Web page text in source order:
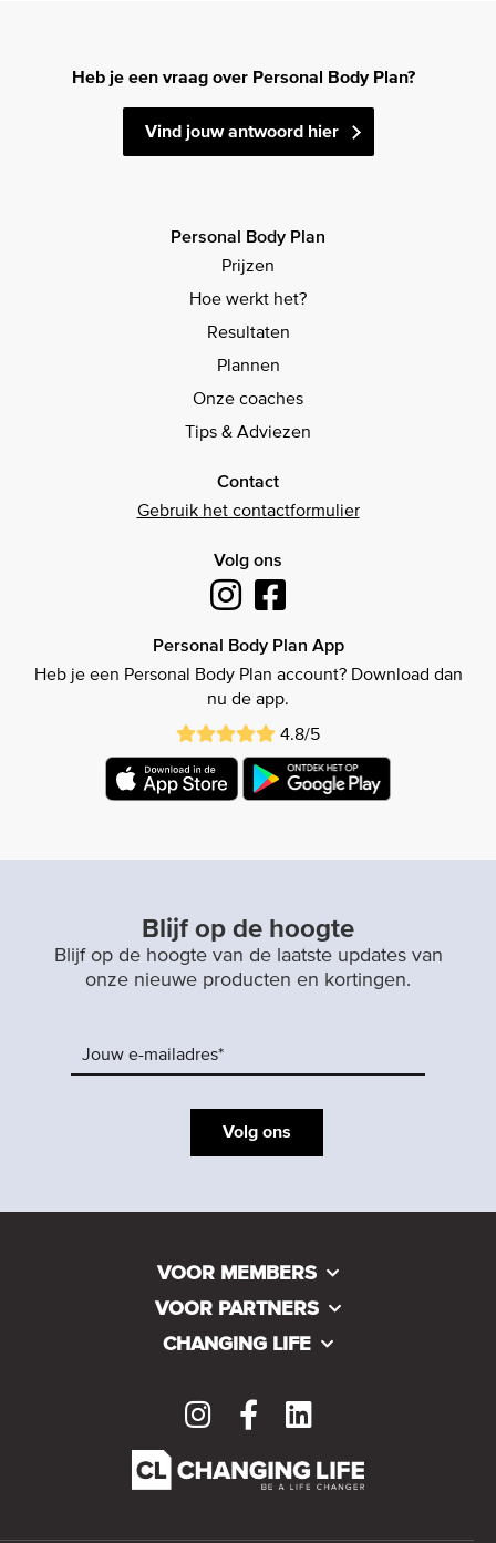
Heb je een vraag over Personal Body Plan?
Vind jouw antwoord hier
Personal Body Plan
Prijzen
Hoe werkt het?
Resultaten
Plannen
Onze coaches
Tips & Adviezen
Contact
Gebruik het contactformulier
Volg ons
Personal Body Plan App
Heb je een Personal Body Plan account? Download dan
nu de app.
4.8/5
Blijf op de hoogte
Blijf op de hoogte van de laatste updates van
onze nieuwe producten en kortingen.
Volg ons
VOOR MEMBERS
VOOR PARTNERS
CHANGING LIFE